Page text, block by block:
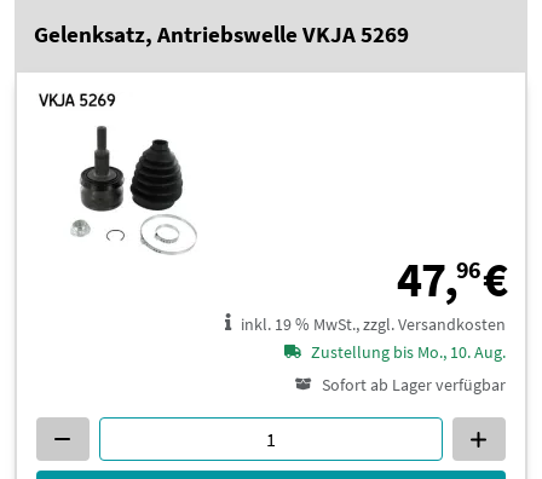
Gelenksatz, Antriebswelle VKJA 5269
47,96€
inkl. 19 % MwSt., zzgl. Versandkosten
Zustellung bis Mo., 10. Aug.
Sofort ab Lager verfügbar